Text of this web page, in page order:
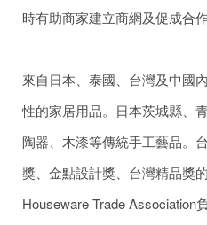
時有助商家建立商網及促成合作
來自日本、泰國、台灣及中國
性的家居用品。日本茨城縣、
陶器、木漆等傳統手工藝品。
獎、金點設計獎、台灣精品獎
Houseware Trade Association負